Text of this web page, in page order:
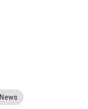
News